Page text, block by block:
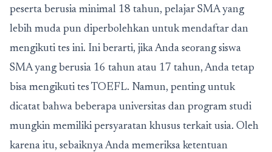
peserta berusia minimal 18 tahun, pelajar SMA yang
lebih muda pun diperbolehkan untuk mendaftar dan
mengikuti tes ini. Ini berarti, jika Anda seorang siswa
SMA yang berusia 16 tahun atau 17 tahun, Anda tetap
bisa mengikuti tes TOEFL. Namun, penting untuk
dicatat bahwa beberapa universitas dan program studi
mungkin memiliki persyaratan khusus terkait usia. Oleh
karena itu, sebaiknya Anda memeriksa ketentuan